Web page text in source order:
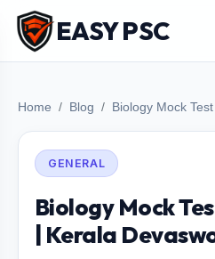
EASY PSC
Home Blog Biology Mock
GENERAL
Biology Mock
| Kerala